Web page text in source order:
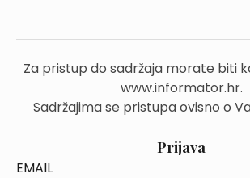
Za pristup do sadržaja morate biti
www.informator.hr.
Sadržajima se pristupa ovisno o
Prijava
EMAIL